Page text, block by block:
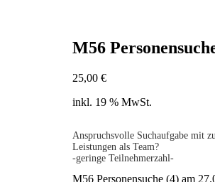
M56
25,00€
inkl. 19 % MwSt.
Anspruchsvolle Suchaufgabe mit
Leistungen als Team?
-geringe Teilnehmerzahl-
M56 Personensuche (4) am